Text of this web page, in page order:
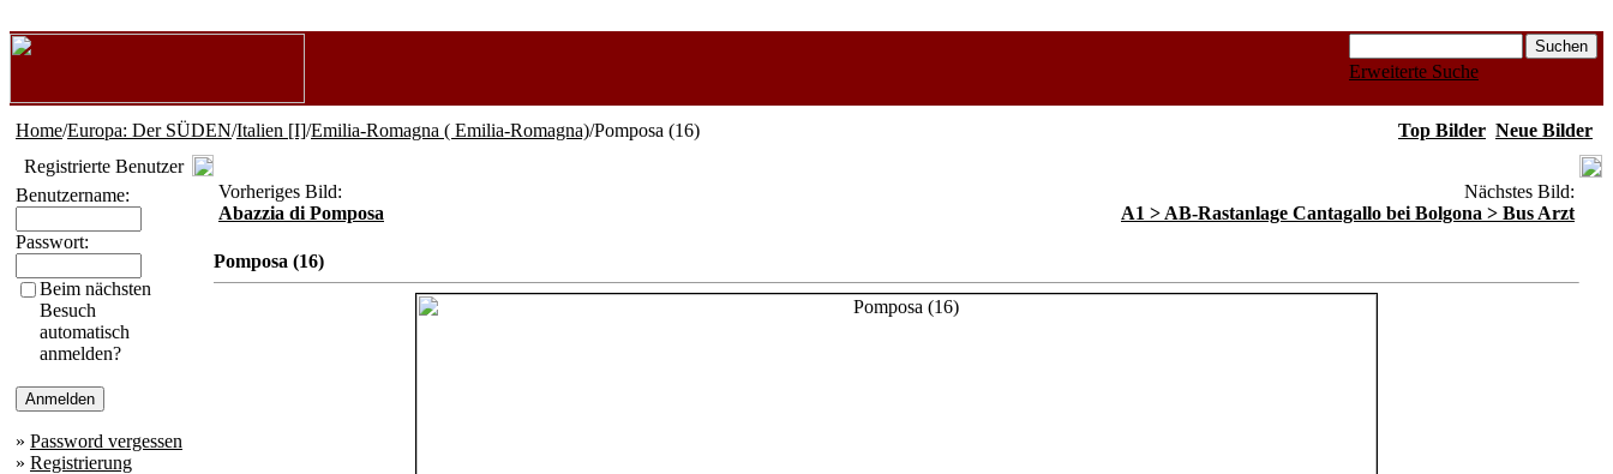
Erweiterte Suche
Home/Europa: Der SÜDEN/Italien [I]/Emilia-Romagna ( Emilia-Romagna)/Pomposa (16) Top Bilder Neue Bilder
Registrierte Benutzer
Benutzername:
Passwort:
Beim nächsten
Besuch
automatisch
anmelden?
» Password vergessen
» Registrierung
Vorheriges Bild:
Abazzia di Pomposa
Nächstes Bild:
A1 > AB-Rastanlage Cantagallo bei Bolgona > Bus Arzt
Pomposa (16)